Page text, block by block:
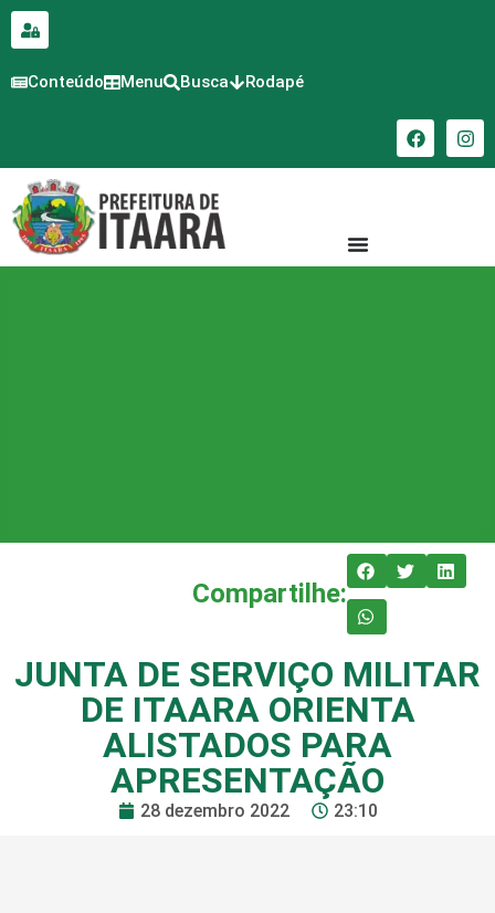
conteúdo
Conteúdo Menu Busca Rodapé
Compartilhe:
JUNTA DE SERVIÇO MILITAR
DE ITAARA ORIENTA
ALISTADOS PARA
APRESENTAÇÃO
28 dezembro 2022 23:10